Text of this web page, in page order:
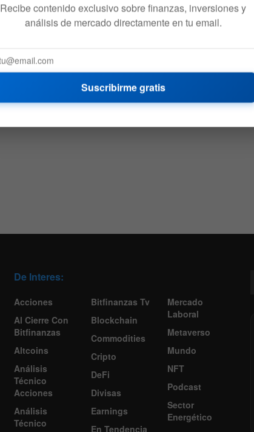
De Interes:
Acciones
Al Cierre Con
Bitfinanzas
Altcoins
Análisis
Técnico
Acciones
Análisis
Técnico
Bitfinanzas Tv
Blockchain
Commodities
Cripto
DeFi
Divisas
Earnings
En Tendencia
Mercado
Laboral
Metaverso
Mundo
NFT
Podcast
Sector
Energético
Recibe contenido exclusivo sobre finanzas, inversiones y
análisis de mercado directamente en tu email.
Suscribirme gratis